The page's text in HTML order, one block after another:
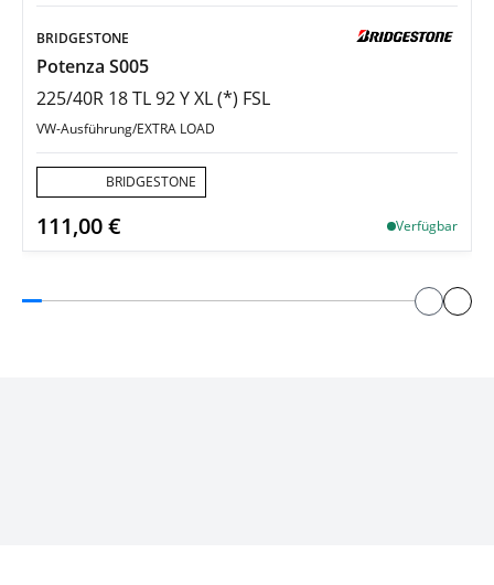
BRIDGESTONE
Potenza S005
225/40R 18 TL 92 Y XL (*) FSL
VW-Ausführung/EXTRA LOAD
BRIDGESTONE
111,00 € Verfügbar